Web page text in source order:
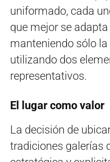
uniformado, cada
que mejor se
manteniendo sólo
utilizando dos
representativos.
El lugar como valor
La decisión de
tradiciones galerías